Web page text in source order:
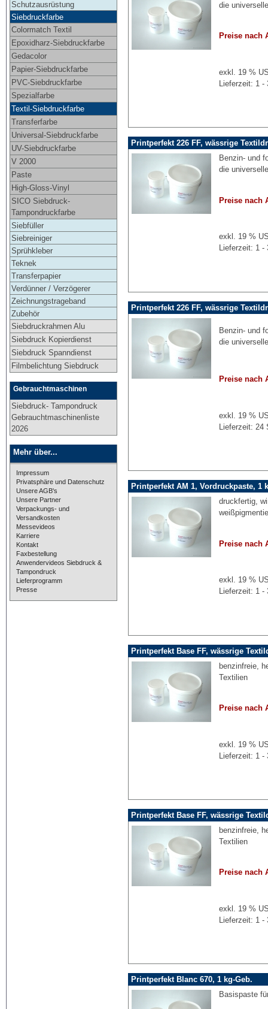
Schutzausrüstung
Siebdruckfarbe
Colormatch Textil
Epoxidharz-Siebdruckfarbe
Gedacolor
Papier-Siebdruckfarbe
PVC-Siebdruckfarbe
Spezialfarbe
Textil-Siebdruckfarbe
Transferfarbe
Universal-Siebdruckfarbe
UV-Siebdruckfarbe
V 2000
Paste
High-Gloss-Vinyl
SICO Siebdruck-
Tampondruckfarbe
Siebfüller
Siebreiniger
Sprühkleber
Teknek
Transferpapier
Verdünner / Verzögerer
Zeichnungstrageband
Zubehör
Siebdruckrahmen Alu
Siebdruck Kopierdienst
Siebdruck Spanndienst
Filmbelichtung Siebdruck
Gebrauchtmaschinen
Siebdruck- Tampondruck
Gebrauchtmaschinenliste
2026
Mehr über...
Impressum
Privatsphäre und Datenschutz
Unsere AGB's
Unsere Partner
Verpackungs- und
Versandkosten
Messevideos
Karriere
Kontakt
Faxbestellung
Anwendervideos Siebdruck &
Tampondruck
Lieferprogramm
Presse
die
Preise nach
exkl. 19 %
Lieferzeit: 1
Printperfekt 226 FF, wässrige
Benzin- und
die
Preise nach
exkl. 19 %
Lieferzeit: 1 -
Printperfekt 226 FF, wässrige
Benzin- und
die
Preise nach
exkl. 19 %
Lieferzeit:
Printperfekt AM 1, Vordruckpaste, 1
druckfertig,
Preise nach
exkl. 19 %
Lieferzeit: 1 -
Printperfekt Base FF, wässrige
benzinfreie,
Textilien
Preise nach
exkl. 19 %
Lieferzeit: 1 -
Printperfekt Base FF, wässrige
benzinfreie,
Textilien
Preise nach
exkl. 19 %
Lieferzeit: 1
Printperfekt Blanc 670, 1 kg-Geb.
Basispaste